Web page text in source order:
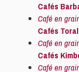
Cafés
Café en
Cafés
Café en
Cafés
Café en